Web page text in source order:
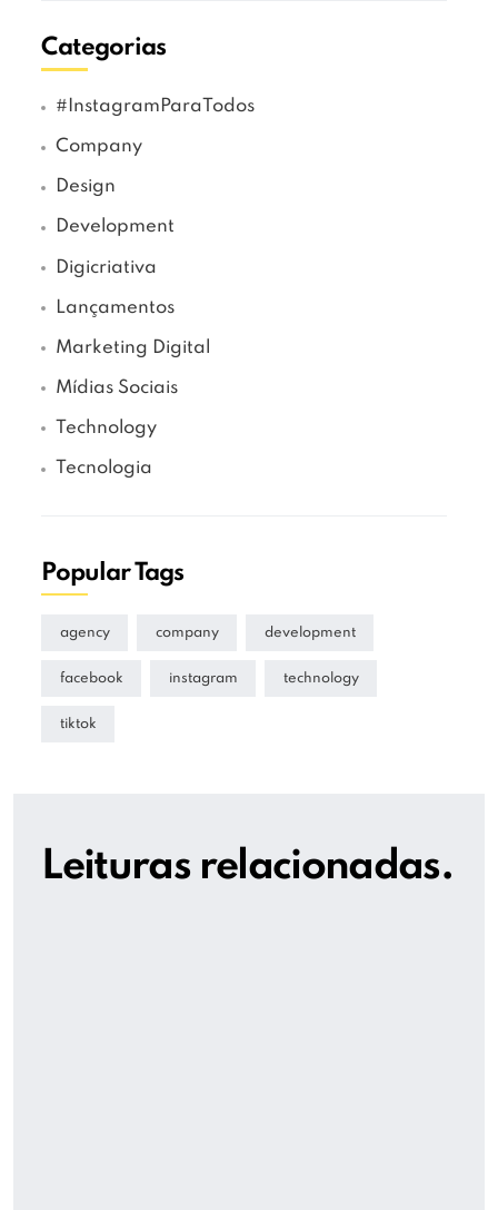
Categorias
#InstagramParaTodos
Company
Design
Development
Digicriativa
Lançamentos
Marketing Digital
Mídias Sociais
Technology
Tecnologia
Popular Tags
agency company development
facebook instagram technology
tiktok
Leituras relacionadas.